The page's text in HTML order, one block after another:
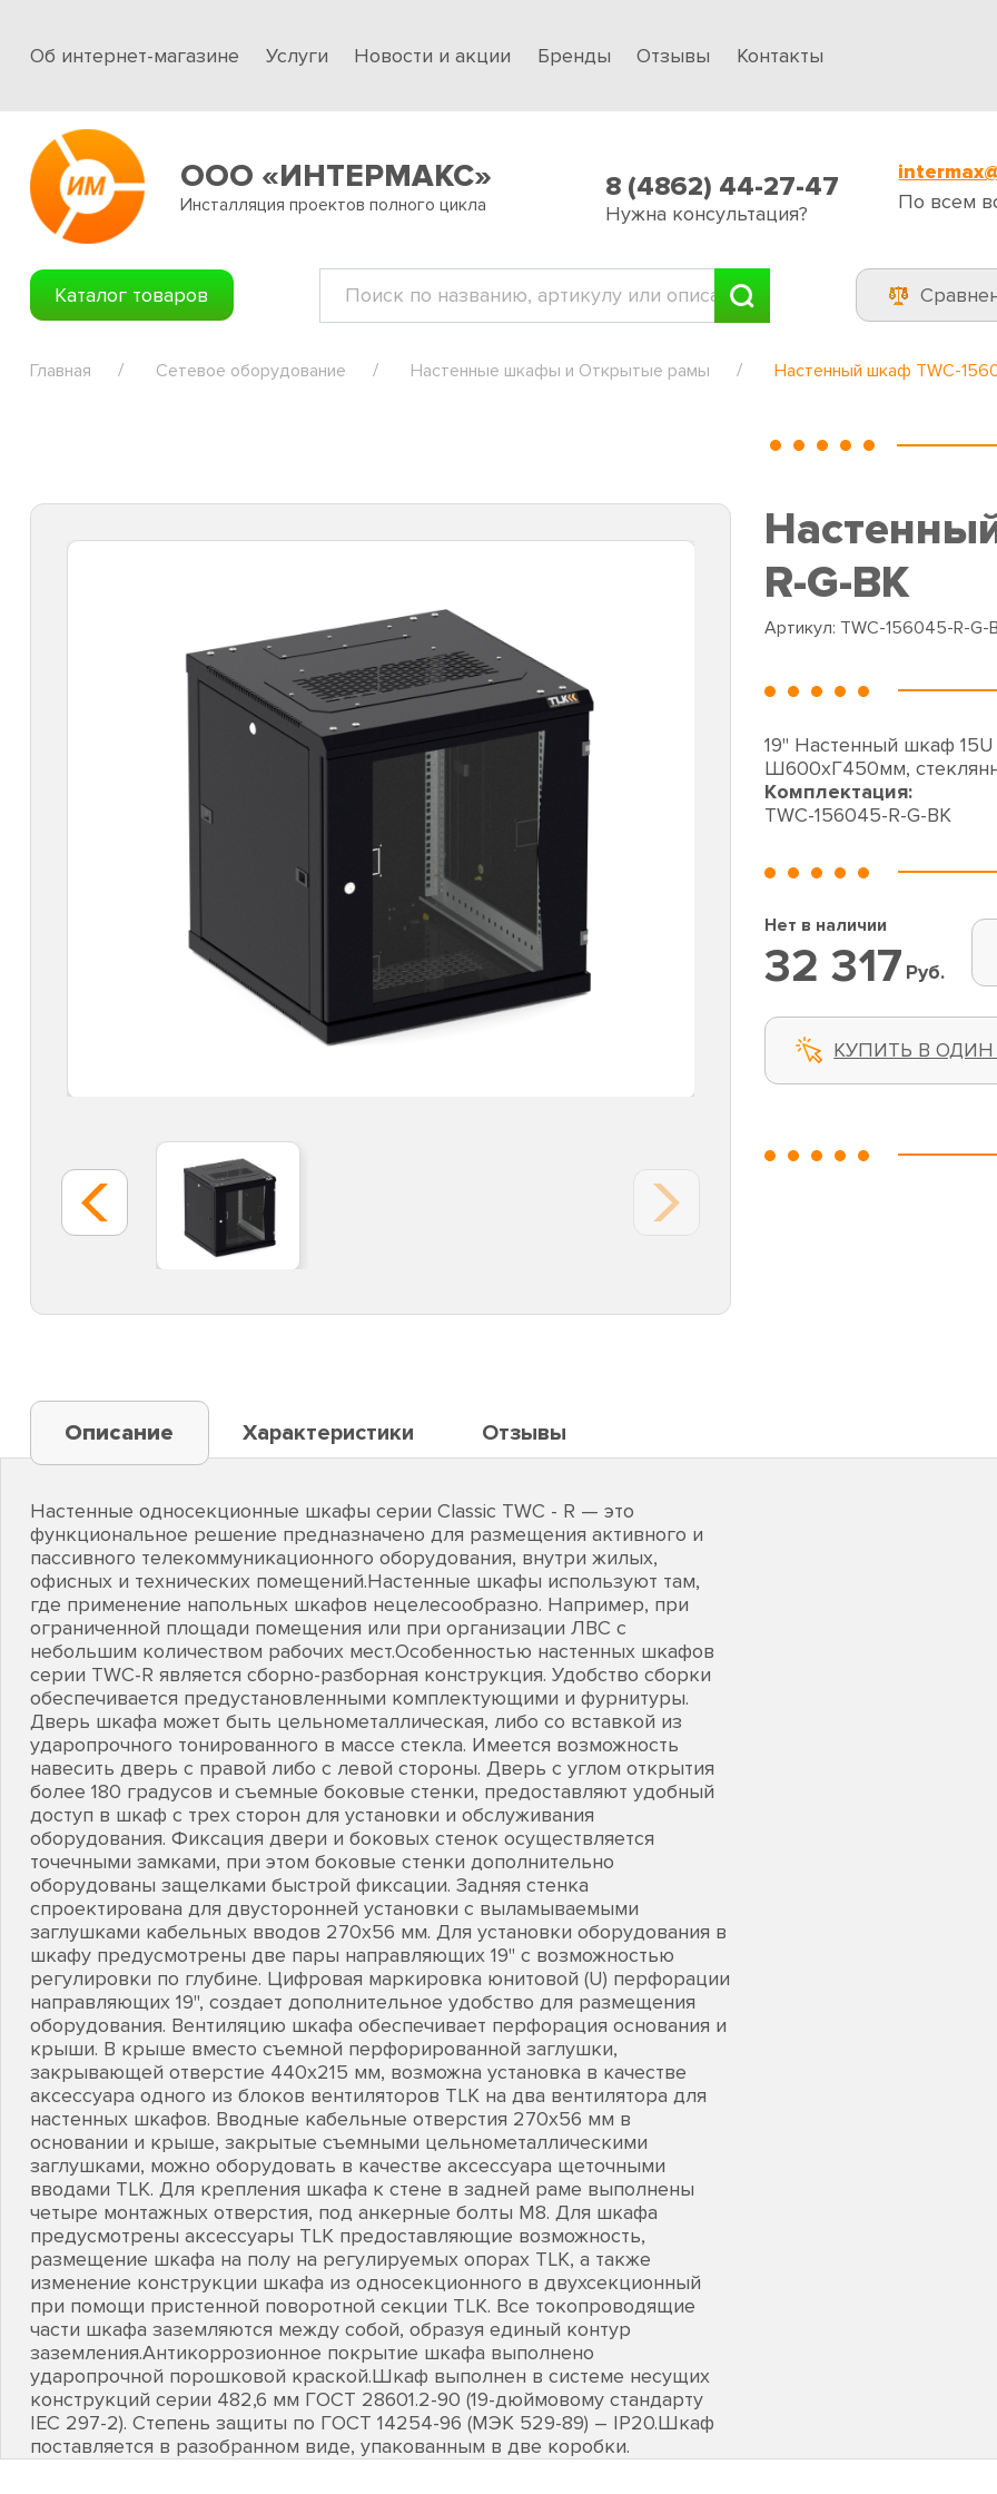
Об интернет-магазине Услуги Новости и акции Бренды Отзывы Контакты
ООО «ИНТЕРМАКС»
Инсталляция проектов полного цикла
8 (4862) 44-27-47
Нужна консультация?
По всем
Каталог товаров
Главная Сетевое оборудование Настенные шкафы и Открытые рамы Настенный шкаф TWC-
R-G-BK
Артикул: TWC-156045-R-G-
19" Настенный шкаф 15U
Ш600хГ450мм,
Комплектация:
TWC-156045-R-G-BK
Нет в наличии
32 317 Руб.
КУПИТЬ В
Описание Характеристики Отзывы
Настенные односекционные шкафы серии Classic TWC - R — это
функциональное решение предназначено для размещения активного и
пассивного телекоммуникационного оборудования, внутри жилых,
офисных и технических помещений.Настенные шкафы используют там,
где применение напольных шкафов нецелесообразно. Например, при
ограниченной площади помещения или при организации ЛВС с
небольшим количеством рабочих мест.Особенностью настенных шкафов
серии TWC-R является сборно-разборная конструкция. Удобство сборки
обеспечивается предустановленными комплектующими и фурнитуры.
Дверь шкафа может быть цельнометаллическая, либо со вставкой из
ударопрочного тонированного в массе стекла. Имеется возможность
навесить дверь с правой либо с левой стороны. Дверь с углом открытия
более 180 градусов и съемные боковые стенки, предоставляют удобный
доступ в шкаф с трех сторон для установки и обслуживания
оборудования. Фиксация двери и боковых стенок осуществляется
точечными замками, при этом боковые стенки дополнительно
оборудованы защелками быстрой фиксации. Задняя стенка
спроектирована для двусторонней установки с выламываемыми
заглушками кабельных вводов 270х56 мм. Для установки оборудования в
шкафу предусмотрены две пары направляющих 19" с возможностью
регулировки по глубине. Цифровая маркировка юнитовой (U) перфорации
направляющих 19", создает дополнительное удобство для размещения
оборудования. Вентиляцию шкафа обеспечивает перфорация основания и
крыши. В крыше вместо съемной перфорированной заглушки,
закрывающей отверстие 440х215 мм, возможна установка в качестве
аксессуара одного из блоков вентиляторов TLK на два вентилятора для
настенных шкафов. Вводные кабельные отверстия 270х56 мм в
основании и крыше, закрытые съемными цельнометаллическими
заглушками, можно оборудовать в качестве аксессуара щеточными
вводами TLK. Для крепления шкафа к стене в задней раме выполнены
четыре монтажных отверстия, под анкерные болты М8. Для шкафа
предусмотрены аксессуары TLK предоставляющие возможность,
размещение шкафа на полу на регулируемых опорах TLK, а также
изменение конструкции шкафа из односекционного в двухсекционный
при помощи пристенной поворотной секции TLK. Все токопроводящие
части шкафа заземляются между собой, образуя единый контур
заземления.Антикоррозионное покрытие шкафа выполнено
ударопрочной порошковой краской.Шкаф выполнен в системе несущих
конструкций серии 482,6 мм ГОСТ 28601.2-90 (19-дюймовому стандарту
IEC 297-2). Степень защиты по ГОСТ 14254-96 (МЭК 529-89) – IP20.Шкаф
поставляется в разобранном виде, упакованным в две коробки.